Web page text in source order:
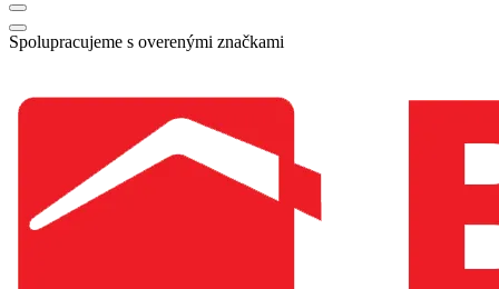
Spolupracujeme s overenými značkami